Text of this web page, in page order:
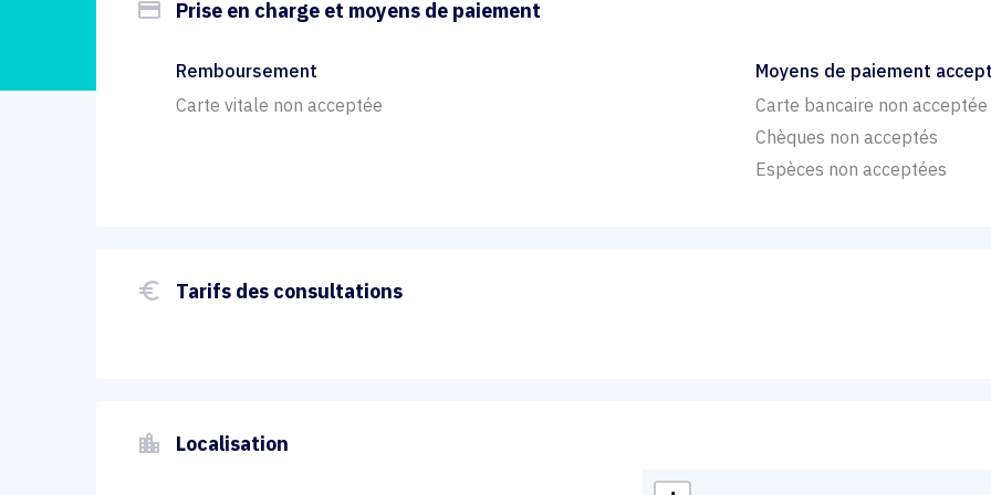
payment Prise en charge et moyens de paiement
Remboursement
Carte vitale non acceptée
Moyens de paiement
Carte bancaire non acceptée
Chèques non acceptés
Espèces non acceptées
euro_symbol Tarifs des consultations
location_city Localisation